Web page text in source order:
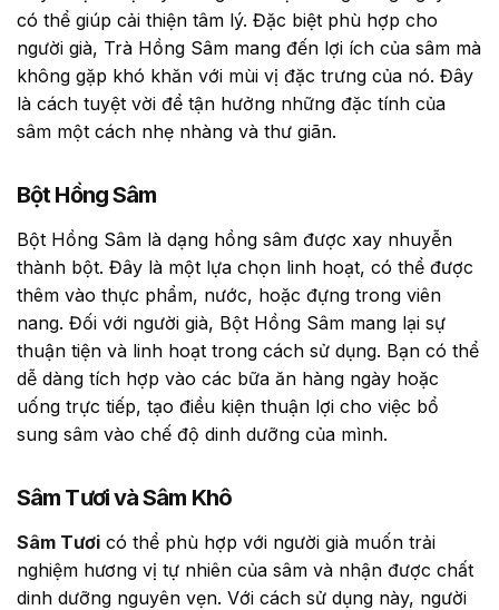
có thể giúp cải thiện tâm lý. Đặc biệt phù hợp cho
người già, Trà Hồng Sâm mang đến lợi ích của sâm mà
không gặp khó khăn với mùi vị đặc trưng của nó. Đây
là cách tuyệt vời để tận hưởng những đặc tính của
sâm một cách nhẹ nhàng và thư giãn.
Bột Hồng Sâm
Bột Hồng Sâm là dạng hồng sâm được xay nhuyễn
thành bột. Đây là một lựa chọn linh hoạt, có thể được
thêm vào thực phẩm, nước, hoặc đựng trong viên
nang. Đối với người già, Bột Hồng Sâm mang lại sự
thuận tiện và linh hoạt trong cách sử dụng. Bạn có thể
dễ dàng tích hợp vào các bữa ăn hàng ngày hoặc
uống trực tiếp, tạo điều kiện thuận lợi cho việc bổ
sung sâm vào chế độ dinh dưỡng của mình.
Sâm Tươi và Sâm Khô
Sâm Tươi có thể phù hợp với người già muốn trải
nghiệm hương vị tự nhiên của sâm và nhận được chất
dinh dưỡng nguyên vẹn. Với cách sử dụng này, người